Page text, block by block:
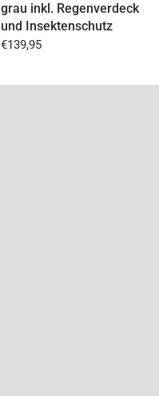
grau inkl. Regenverdeck
und Insektenschutz
€139,95